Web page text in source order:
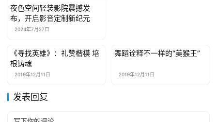
夜色空间轻装影院震撼发
布，开启影音定制新纪元
2024年7月27日
娱乐综艺
《寻找英雄》：礼赞楷模 培
根铸魂
2019年12月11日
娱乐综艺
舞蹈诠释不一样的“美猴王”
2019年12月11日
发表回复